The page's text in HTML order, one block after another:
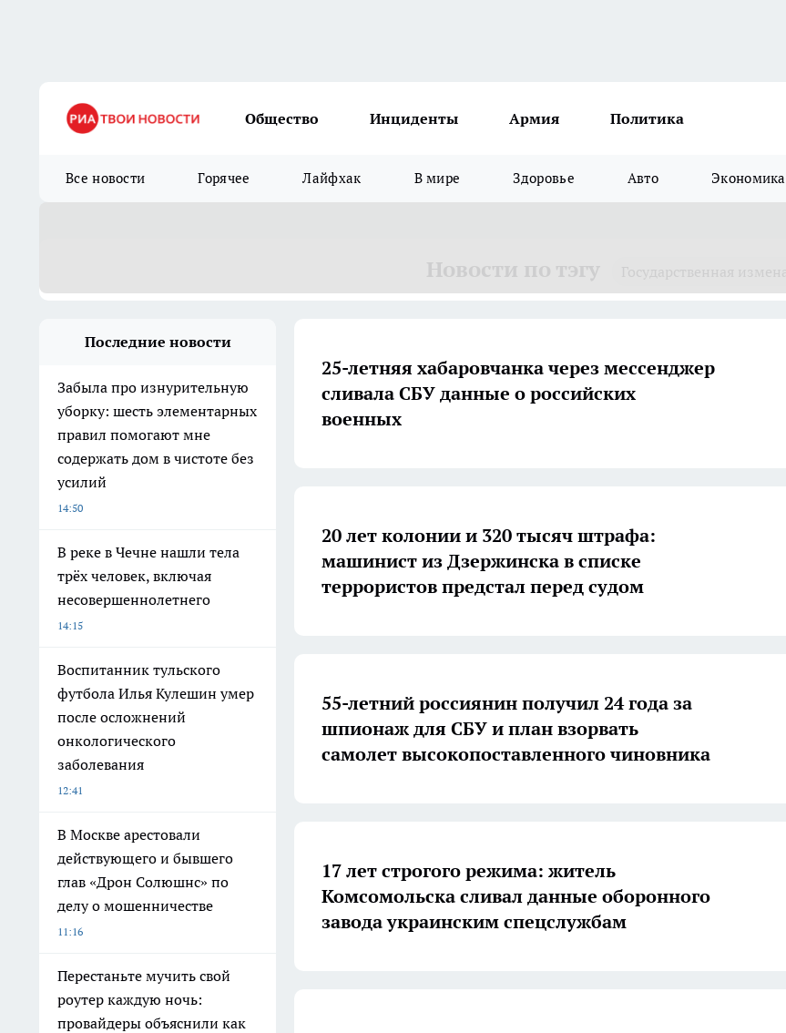
Общество Инциденты Армия Политика
Все новости Горячее Лайфхак В мире Здоровье Авто Экономика
Последние новости
Забыла про изнурительную
уборку: шесть элементарных
правил помогают мне
содержать дом в чистоте без
усилий
14:50
В реке в Чечне нашли тела
трёх человек, включая
несовершеннолетнего
14:15
Воспитанник тульского
футбола Илья Кулешин умер
после осложнений
онкологического
заболевания
12:41
В Москве арестовали
действующего и бывшего
глав «Дрон Солюшнс» по
делу о мошенничестве
11:16
Перестаньте мучить свой
роутер каждую ночь:
провайдеры объяснили как
25-летняя хабаровчанка через мессенджер
сливала СБУ данные о российских
военных
20 лет колонии и 320 тысяч штрафа:
машинист из Дзержинска в списке
террористов предстал перед судом
55-летний россиянин получил 24 года за
шпионаж для СБУ и план взорвать
самолет высокопоставленного чиновника
17 лет строгого режима: житель
Комсомольска сливал данные оборонного
завода украинским спецслужбам